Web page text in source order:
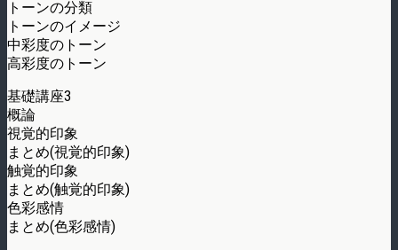
トーンの分類
トーンのイメージ
中彩度のトーン
高彩度のトーン
基礎講座3
概論
視覚的印象
まとめ(視覚的印象)
触覚的印象
まとめ(触覚的印象)
色彩感情
まとめ(色彩感情)